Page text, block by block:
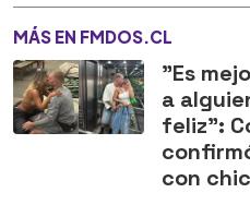
MÁS EN FMDOS.CL
"Es
a
feliz":
con